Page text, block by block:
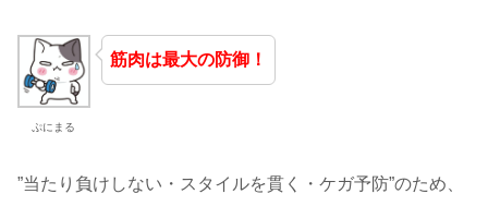
ぷにまる
筋肉は最大の防御！
”当たり負けしない・スタイルを貫く・ケガ予防”のため、